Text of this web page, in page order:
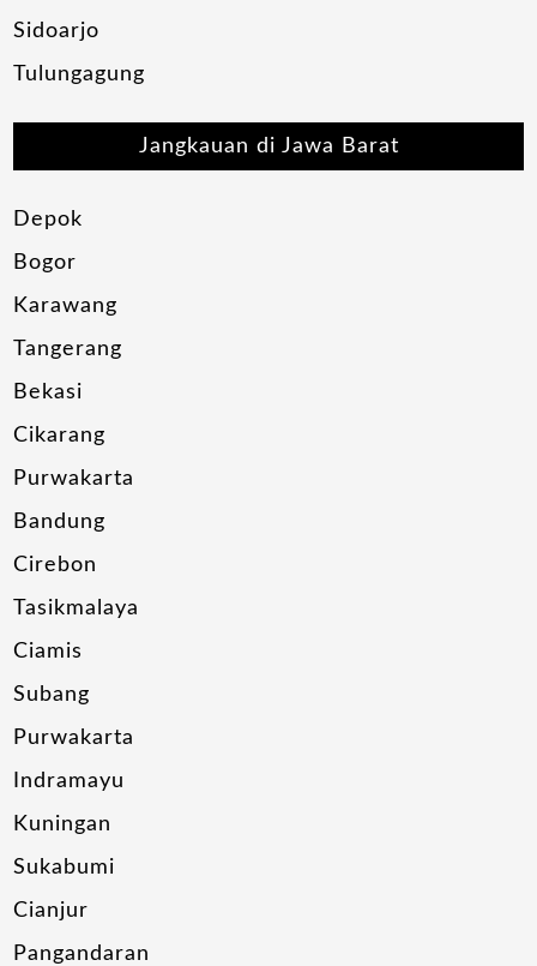
Sidoarjo
Tulungagung
Jangkauan di Jawa Barat
Depok
Bogor
Karawang
Tangerang
Bekasi
Cikarang
Purwakarta
Bandung
Cirebon
Tasikmalaya
Ciamis
Subang
Purwakarta
Indramayu
Kuningan
Sukabumi
Cianjur
Pangandaran